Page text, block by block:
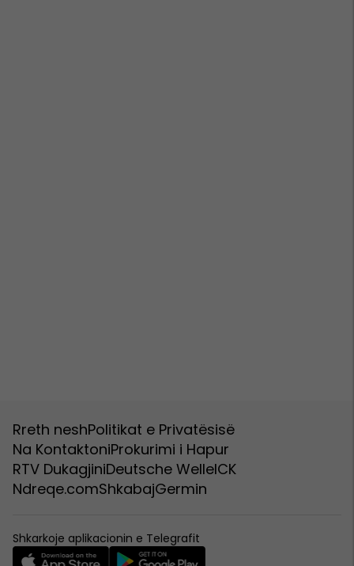
Rreth neshPolitikat e Privatësisë
Na KontaktoniProkurimi i Hapur
RTV DukagjiniDeutsche WelleICK
Ndreqe.comShkabajGermin
Shkarkoje aplikacionin e Telegrafit